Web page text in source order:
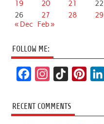
19
20 21 22
26
27 28 29
« Dec
Feb »
FOLLOW ME:
c
e
s
t
k
T
t
RECENT COMMENTS